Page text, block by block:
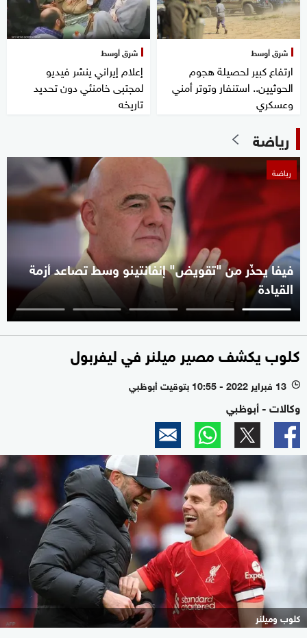
شرق أوسط
ارتفاع كبير لحصيلة هجوم
الحوثيين.. استنفار وتوتر أمني
وعسكري
شرق أوسط
إعلام إيراني ينشر فيديو
لمجتبى خامنئي دون تحديد
تاريخه
رياضة
رياضة
فيفا يحذّر من "تقويض" إنفانتينو وسط تصاعد أزمة
القيادة
كلوب يكشف مصير ميلنر في ليفربول
l 13 فبراير 2022 - 10:55 بتوقيت أبوظبي
وكالات - أبوظبي
كلوب وميلنر